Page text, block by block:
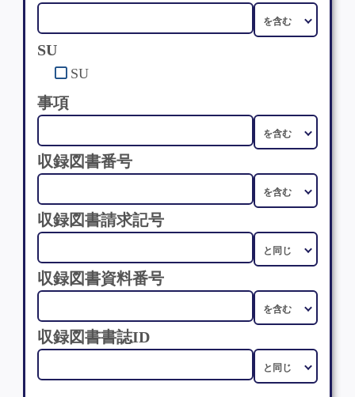
SU
SU
事項
収録図書番号
収録図書請求記号
収録図書資料番号
収録図書書誌ID